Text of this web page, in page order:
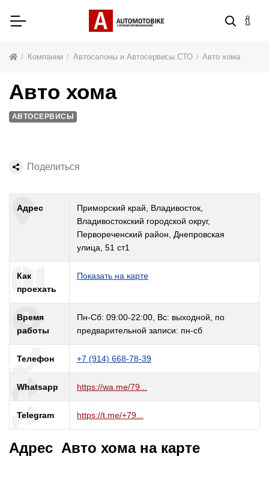
Компании Автосалоны и Автосервисы СТО Авто хома
Адрес
Приморский край, Владивосток,
Владивостокский городской округ,
Первореченский район, Днепровская
улица, 51 ст1
Как
проехать
Показать на карте
Время
работы
Пн-Сб: 09:00-22:00, Вс: выходной, по
предварительной записи: пн-сб
Телефон +7 (914) 668-78-39
Whatsapp https://wa.me/79...
Telegram https://t.me/+79...
Адрес Авто хома на карте
Авто хома
АВТОСЕРВИСЫ
Поделиться